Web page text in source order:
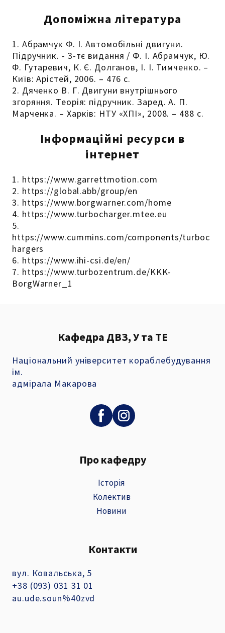
Допоміжна література
1. Абрамчук Ф. І. Автомобільні двигуни.
Підручник. - 3-тє видання / Ф. І. Абрамчук, Ю.
Ф. Гутаревич, К. Є. Долганов, І. І. Тимченко. –
Київ: Арістей, 2006. – 476 с.
2. Дяченко В. Г. Двигуни внутрішнього
згоряння. Теорія: підручник. Заред. А. П.
Марченка. – Харків: НТУ «ХПІ», 2008. – 488 с.
Інформаційні ресурси в
інтернет
1. https://www.garrettmotion.com
2. https://global.abb/group/en
3. https://www.borgwarner.com/home
4. https://www.turbocharger.mtee.eu
5.
https://www.cummins.com/components/turboc
hargers
6. https://www.ihi-csi.de/en/
7. https://www.turbozentrum.de/KKK-
BorgWarner_1
Кафедра ДВЗ, У та ТЕ
Національний університет кораблебудування
ім.
адмірала Макарова
Про кафедру
Історія
Колектив
Новини
Контакти
вул. Ковальська, 5
+38 (093) 031 31 01
au.ude.soun%40zvd